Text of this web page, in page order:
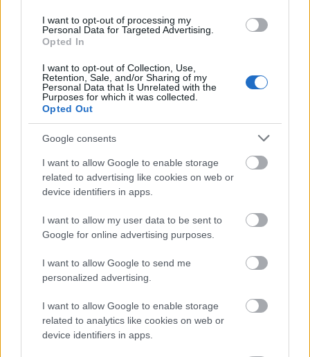
I want to opt-out of processing my
Personal Data for Targeted Advertising.
Opted In
I want to opt-out of Collection, Use,
Retention, Sale, and/or Sharing of my
Personal Data that Is Unrelated with the
Purposes for which it was collected.
Opted Out
Google consents
I want to allow Google to enable storage
related to advertising like cookies on web or
device identifiers in apps.
I want to allow my user data to be sent to
Google for online advertising purposes.
I want to allow Google to send me
personalized advertising.
I want to allow Google to enable storage
related to analytics like cookies on web or
device identifiers in apps.
műemlékfelújítás műemlék restaurálás
Történelmi táj, amelynek minden köve mesél –
megújul a tatai Angolkert
A projekt részeként megújulnak a területen található
műemlékek, köztük a különleges Műromok, valamint a közeli
M1 bővítés: már zajlik a teljesen új
Bicske Kelet csomópont építése
Új gyalogosátkelők és jelzőlámpás
csomópont épül Angyalföldön